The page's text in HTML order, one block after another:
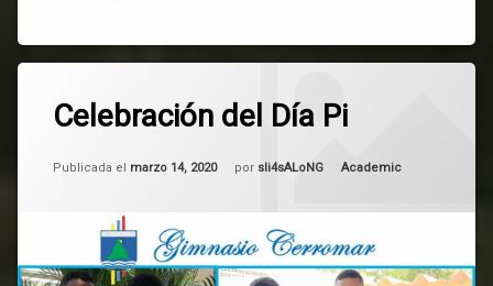
Celebración del Día Pi
Publicada el marzo 14, 2020
Actualizado elmayo 6, 2025
por sli4sALoNG Categorías:
Academic
ADMISSION
video